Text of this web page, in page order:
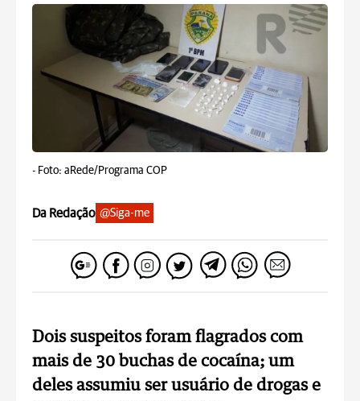
- Foto: aRede/Programa COP
Da Redação @Siga-me
Dois suspeitos foram flagrados com
mais de 30 buchas de cocaína; um
deles assumiu ser usuário de drogas e